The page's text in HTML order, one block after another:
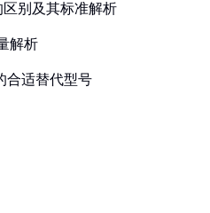
区别及其标准解析
解析
合适替代型号